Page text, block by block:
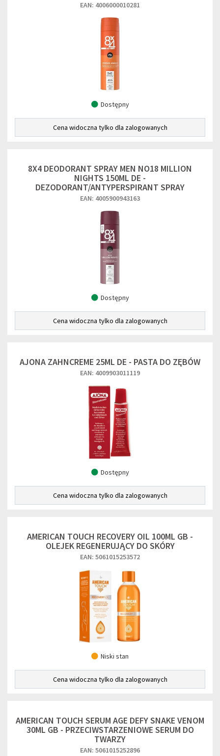
EAN: 4006000010281
Dostępny
Cena widoczna tylko dla zalogowanych
8X4 DEODORANT SPRAY MEN NO18 MILLION
NIGHTS 150ML DE -
DEZODORANT/ANTYPERSPIRANT SPRAY
EAN: 4005900943163
Dostępny
Cena widoczna tylko dla zalogowanych
AJONA ZAHNCREME 25ML DE - PASTA DO ZĘBÓW
EAN: 4009903011119
Dostępny
Cena widoczna tylko dla zalogowanych
AMERICAN TOUCH RECOVERY OIL 100ML GB -
OLEJEK REGENERUJĄCY DO SKÓRY
EAN: 5061015253572
Niski stan
Cena widoczna tylko dla zalogowanych
AMERICAN TOUCH SERUM AGE DEFY SNAKE VENOM
30ML GB - PRZECIWSTARZENIOWE SERUM DO
TWARZY
EAN: 5061015252896